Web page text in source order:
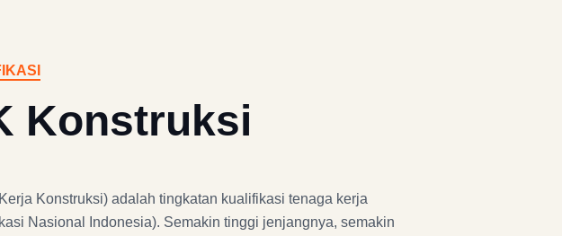
Konstruksi
Konstruksi) adalah tingkatan kualifikasi tenaga kerja
Nasional Indonesia). Semakin tinggi jenjangnya, semakin